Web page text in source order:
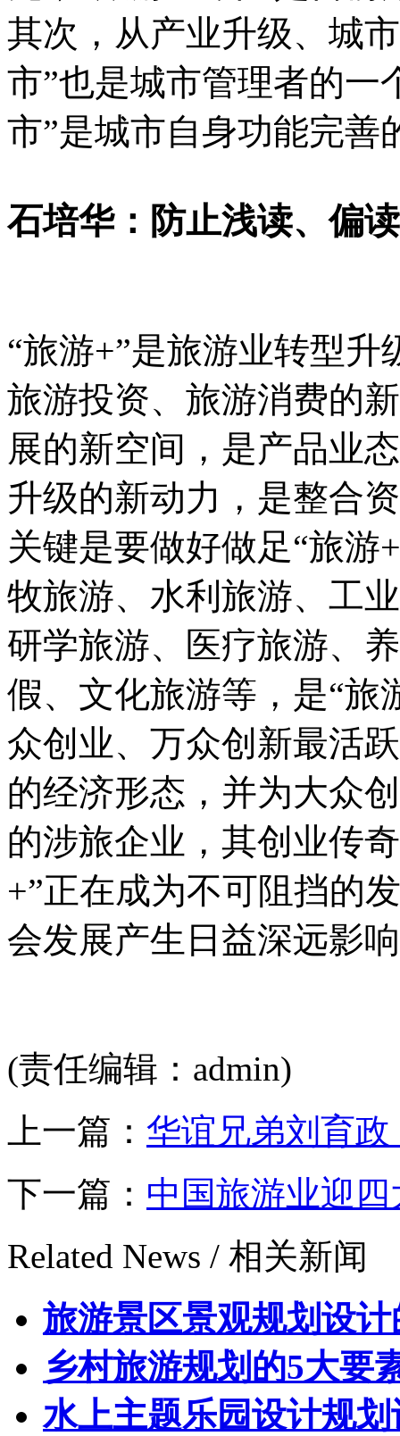
其次，从产业升级、城
市”也是城市管理者的一
市”是城市自身功能完善
石培华：防止浅读、偏
“旅游+”是旅游业转型
旅游投资、旅游消费的
展的新空间，是产品业
升级的新动力，是整合
关键是要做好做足“旅游
牧旅游、水利旅游、工
研学旅游、医疗旅游、
假、文化旅游等，是“旅
众创业、万众创新最活
的经济形态，并为大众
的涉旅企业，其创业传
+”正在成为不可阻挡的
会发展产生日益深远影
(责任编辑：admin)
上一篇： 华谊兄弟刘育
下一篇： 中国旅游业迎
Related News / 相关新闻
旅游景区景观规划设计
乡村旅游规划的5大要
水上主题乐园设计规划